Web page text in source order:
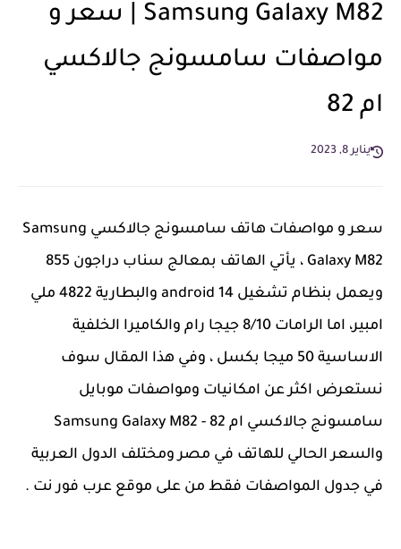
Samsung Galaxy M82 | سعر و
مواصفات سامسونج جالاكسي
ام 82
يناير 8, 2023
سعر و مواصفات هاتف سامسونج جالاكسي Samsung
Galaxy M82 ، يأتي الهاتف بمعالج سناب دراجون 855
ويعمل بنظام تشغيل android 14 والبطارية 4822 ملي
امبير، اما الرامات 8/10 جيجا رام والكاميرا الخلفية
الاساسية 50 ميجا بكسل ، وفي هذا المقال سوف
نستعرض اكثر عن امكانيات ومواصفات موبايل
سامسونج جالاكسي ام 82 - Samsung Galaxy M82
والسعر الحالي للهاتف في مصر ومختلف الدول العربية
في جدول المواصفات فقط من على موقع عرب فور نت .